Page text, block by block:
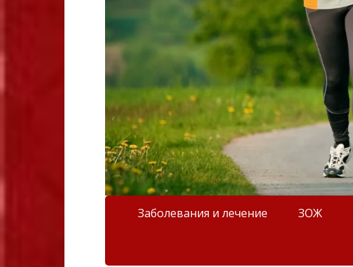
Заболевания и лечение ЗОЖ